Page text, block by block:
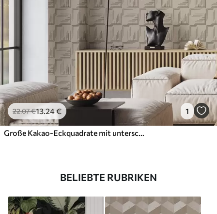
22.07€13.24€ 1
Große Kakao-Eckquadrate mit unterschiedlichen Linienfüllungen, sandfarben
BELIEBTE RUBRIKEN